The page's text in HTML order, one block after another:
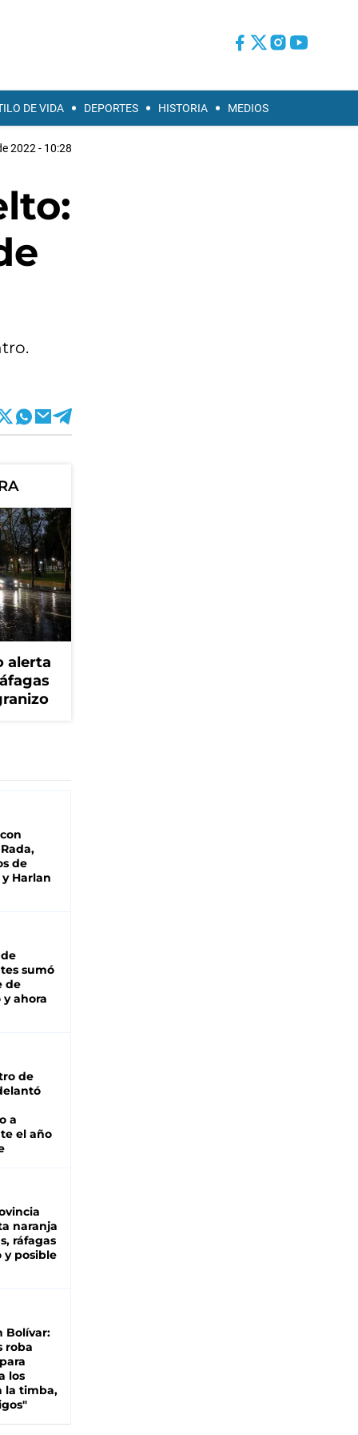
DE VIDA DEPORTES HISTORIA MEDIOS
2022 - 10:28
alerta
de
Harlan
sumó
de
y ahora
de
a
el año
naranja
ráfagas
y posible
Bolívar:
roba
los
la timba,